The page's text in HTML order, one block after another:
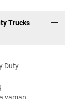
Trucks
Duty
yaman